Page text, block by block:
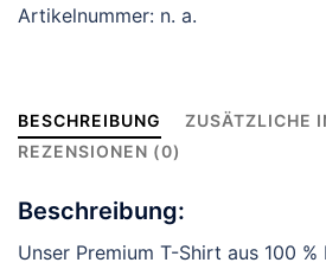
Artikelnummer: n. a.
BESCHREIBUNG
ZUSÄTZLICHE
REZENSIONEN (0)
Beschreibung:
Unser Premium T-Shirt aus 100